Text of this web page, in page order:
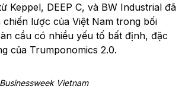
Keppel, DEEP C, và BW Industrial đã
lược của Việt Nam trong bối
cầu có nhiều yếu tố bất định, đặc
của Trumponomics 2.0.
Vietnam